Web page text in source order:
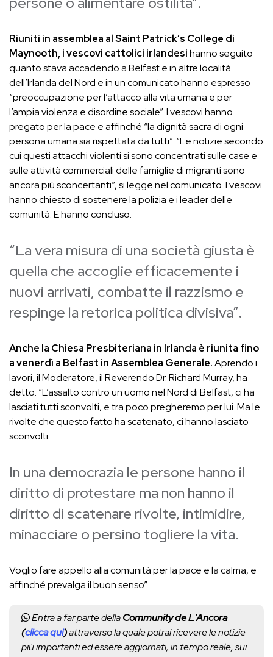
Riuniti in assemblea al Saint Patrick’s College di
Maynooth, i vescovi cattolici irlandesihanno seguito
quanto stava accadendo a Belfast e in altre località
dell’Irlanda del Nord e in un comunicato hanno espresso
“preoccupazione per l’attacco alla vita umana e per
l’ampia violenza e disordine sociale”. I vescovi hanno
pregato per la pace e affinché “la dignità sacra di ogni
persona umana sia rispettata da tutti”. “Le notizie secondo
cui questi attacchi violenti si sono concentrati sulle case e
sulle attività commerciali delle famiglie di migranti sono
ancora più sconcertanti”, si legge nel comunicato. I vescovi
hanno chiesto di sostenere la polizia e i leader delle
comunità. E hanno concluso:
“La vera misura di una società giusta è
quella che accoglie efficacemente i
nuovi arrivati, combatte il razzismo e
respinge la retorica politica divisiva”.
Anche la Chiesa Presbiteriana in Irlanda è riunita fino
a venerdì a Belfast in Assemblea Generale.Aprendo i
lavori, il Moderatore, il Reverendo Dr. Richard Murray, ha
detto: “L’assalto contro un uomo nel Nord di Belfast, ci ha
lasciati tutti sconvolti, e tra poco pregheremo per lui. Ma le
rivolte che questo fatto ha scatenato, ci hanno lasciato
sconvolti.
In una democrazia le persone hanno il
diritto di protestare ma non hanno il
diritto di scatenare rivolte, intimidire,
minacciare o persino togliere la vita.
Voglio fare appello alla comunità per la pace e la calma, e
affinché prevalga il buon senso”.
Entra a far parte dellaCommunity de L'Ancora
(clicca qui)attraverso la quale potrai ricevere le notizie
più importanti ed essere aggiornati, in tempo reale, sui